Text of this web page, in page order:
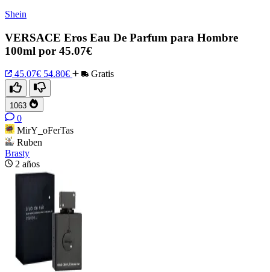
Shein
VERSACE Eros Eau De Parfum para Hombre
100ml por 45.07€
45.07€ 54.80€ Gratis
1063
0
MirY_oFerTas
Ruben
Brasty
2 años